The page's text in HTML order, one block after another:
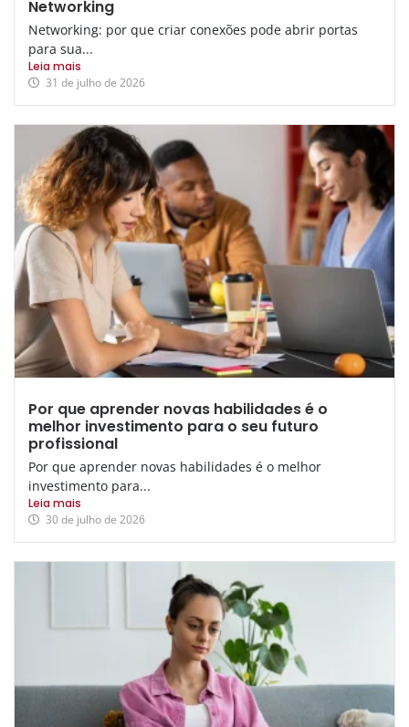
Networking
Networking: por que criar conexões pode abrir portas
para sua...
Leia mais
31 de julho de 2026
Por que aprender novas habilidades é o
melhor investimento para o seu futuro
profissional
Por que aprender novas habilidades é o melhor
investimento para...
Leia mais
30 de julho de 2026